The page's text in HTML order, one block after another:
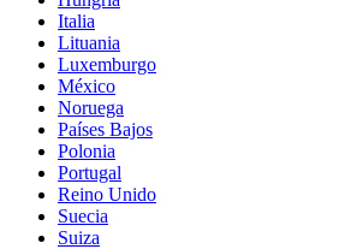
Italia
Lituania
Luxemburgo
México
Noruega
Países Bajos
Polonia
Portugal
Reino Unido
Suecia
Suiza